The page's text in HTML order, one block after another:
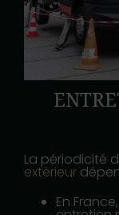
La périodicité
extérieur
En